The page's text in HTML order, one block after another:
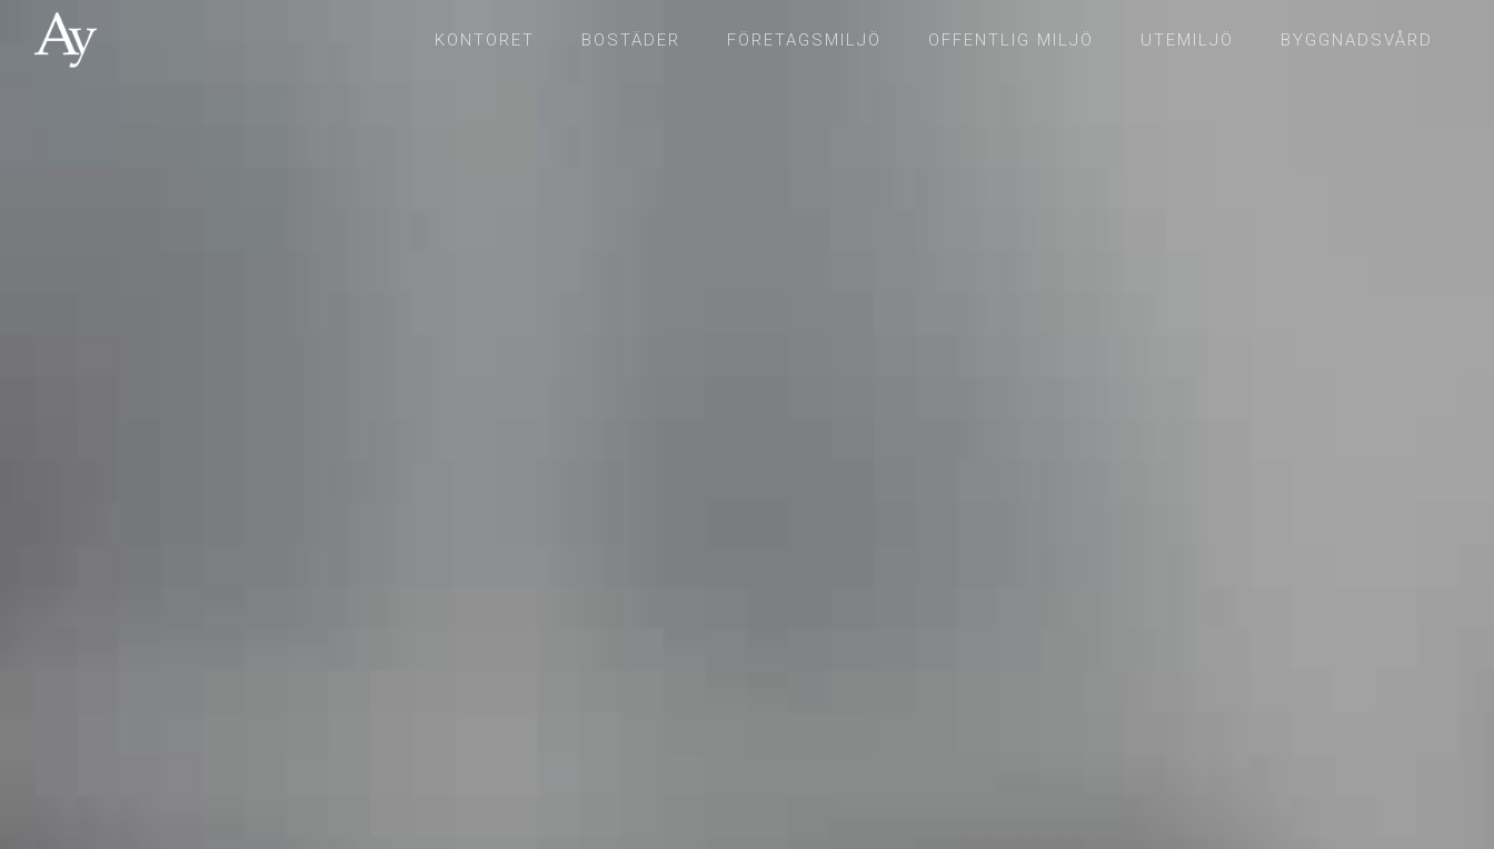
KONTORET BOSTÄDER FÖRETAGSMILJÖ OFFENTLIG MILJÖ UTEMILJÖ BYGGNADSVÅRD